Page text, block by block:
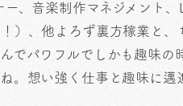
ー、音楽制作マネジメント
！）、他よろず裏方稼業と
でパワフルでしかも趣味の
。想い強く仕事と趣味に